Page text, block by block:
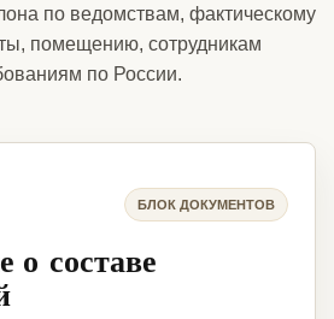
по ведомствам, фактическому
помещению, сотрудникам
по России.
БЛОК ДОКУМЕНТОВ
о составе